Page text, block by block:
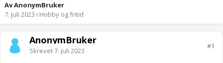
Av AnonymBruker
7. juli 2023 i Hobby og fritid
AnonymBruker
Skrevet7. juli 2023
#1